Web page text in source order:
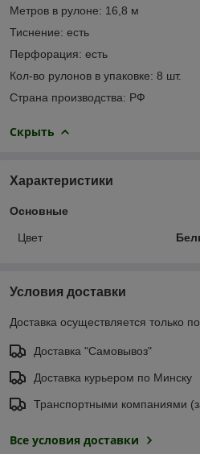
Метров в рулоне: 16,8 м
Тиснение: есть
Перфорация: есть
Кол-во рулонов в упаковке: 8 шт.
Страна производства: РФ
Скрыть
Характеристики
Основные
Цвет
Условия доставки
Доставка осуществляется только
Доставка "Самовывоз"
Доставка курьером по Минску
Транспортными компаниями
Все условия доставки